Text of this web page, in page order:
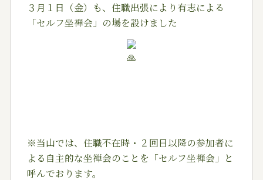
３月１日（金）も、住職出張により有志による
「セルフ坐禅会」の場を設けました
※当山では、住職不在時・２回目以降の参加者に
よる自主的な坐禅会のことを「セルフ坐禅会」と
呼んでおります。